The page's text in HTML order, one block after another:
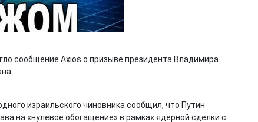
сообщение Axios о призыве президента Владимира
израильского чиновника сообщил, что Путин
на «нулевое обогащение» в рамках ядерной сделки с